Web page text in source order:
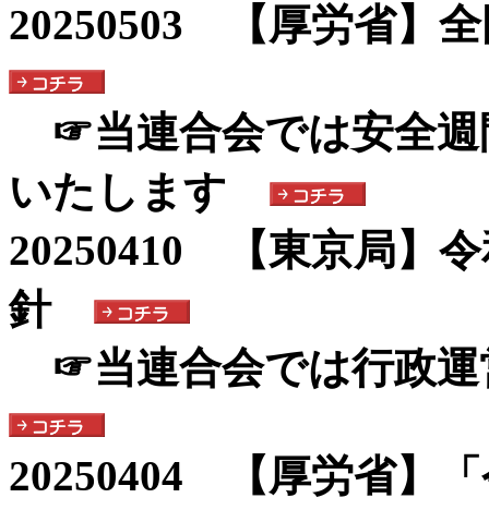
20250503 【厚労省】
☞当連合会では安全週
いたします
20250410 【東京局】
針
☞当連合会では行政運
20250404 【厚労省】